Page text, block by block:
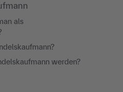
als
werden?